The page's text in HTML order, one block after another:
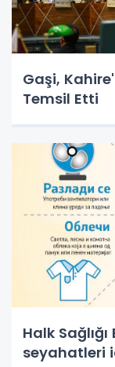
Gaşi,
Temsil Etti
Halk
seyahatleri